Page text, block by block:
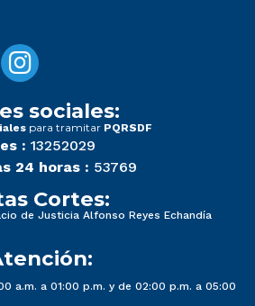
sociales:
para tramitar PQRSDF
: 13252029
24 horas : 53769
Cortes:
de Justicia Alfonso Reyes Echandía
a.m. a 01:00 p.m. y de 02:00 p.m. a 05:00